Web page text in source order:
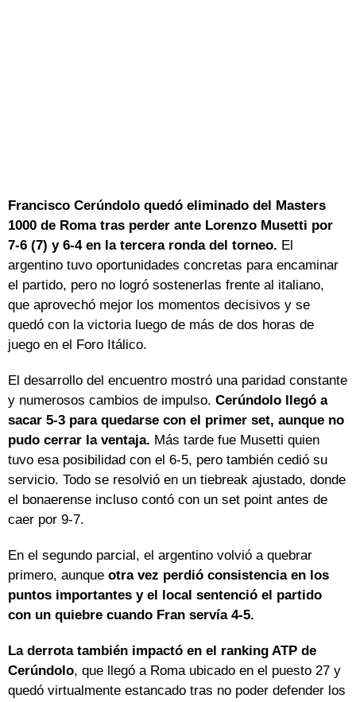
Francisco Cerúndolo quedó eliminado del Masters
1000 de Roma tras perder ante Lorenzo Musetti por
7-6 (7) y 6-4 en la tercera ronda del torneo. El
argentino tuvo oportunidades concretas para encaminar
el partido, pero no logró sostenerlas frente al italiano,
que aprovechó mejor los momentos decisivos y se
quedó con la victoria luego de más de dos horas de
juego en el Foro Itálico.
El desarrollo del encuentro mostró una paridad constante
y numerosos cambios de impulso. Cerúndolo llegó a
sacar 5-3 para quedarse con el primer set, aunque no
pudo cerrar la ventaja. Más tarde fue Musetti quien
tuvo esa posibilidad con el 6-5, pero también cedió su
servicio. Todo se resolvió en un tiebreak ajustado, donde
el bonaerense incluso contó con un set point antes de
caer por 9-7.
En el segundo parcial, el argentino volvió a quebrar
primero, aunque otra vez perdió consistencia en los
puntos importantes y el local sentenció el partido
con un quiebre cuando Fran servía 4-5.
La derrota también impactó en el ranking ATP de
Cerúndolo, que llegó a Roma ubicado en el puesto 27 y
quedó virtualmente estancado tras no poder defender los